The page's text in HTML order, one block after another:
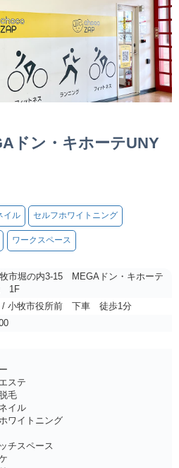
ドン・キホーテUNY
イル セルフホワイトニング
ワークスペース
市堀の内3-15 MEGAドン・キホーテ
1F
/ 小牧市役所前 下車 徒歩1分
ステ
毛
イル
ワイトニング
チスペース